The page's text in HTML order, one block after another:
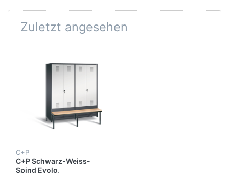
Zuletzt angesehen
C+P
C+P Schwarz-Weiss-
Spind Evolo,